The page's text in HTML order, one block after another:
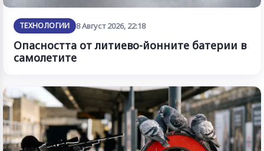
ТЕХНОЛОГИИ 8 Август 2026, 22:18
Опасността от литиево-йонните батерии в
самолетите